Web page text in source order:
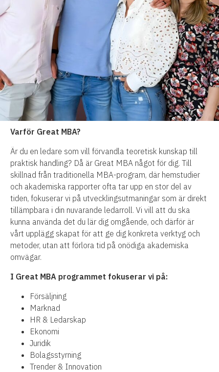
Varför Great MBA?
Är du en ledare som vill förvandla teoretisk kunskap till
praktisk handling? Då är Great MBA något för dig. Till
skillnad från traditionella MBA-program, där hemstudier
och akademiska rapporter ofta tar upp en stor del av
tiden, fokuserar vi på utvecklingsutmaningar som är direkt
tillämpbara i din nuvarande ledarroll. Vi vill att du ska
kunna använda det du lär dig omgående, och därför är
vårt upplägg skapat för att ge dig konkreta verktyg och
metoder, utan att förlora tid på onödiga akademiska
omvägar.
I Great MBA programmet fokuserar vi på:
Försäljning
Marknad
HR & Ledarskap
Ekonomi
Juridik
Bolagsstyrning
Trender & Innovation